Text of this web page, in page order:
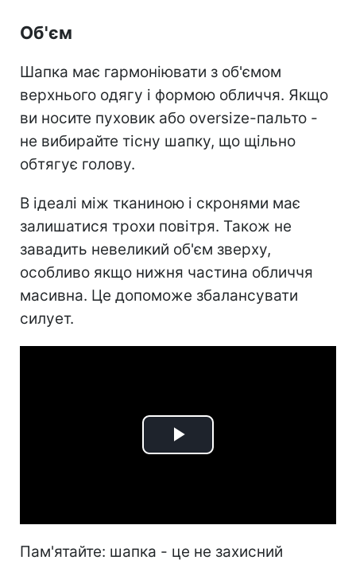
Об'єм
Шапка має гармоніювати з об'ємом
верхнього одягу і формою обличчя. Якщо
ви носите пуховик або oversize-пальто -
не вибирайте тісну шапку, що щільно
обтягує голову.
В ідеалі між тканиною і скронями має
залишатися трохи повітря. Також не
завадить невеликий об'єм зверху,
особливо якщо нижня частина обличчя
масивна. Це допоможе збалансувати
силует.
Play
Пам'ятайте: шапка - це не захисний